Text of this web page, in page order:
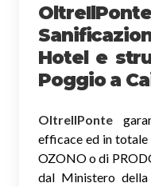
Hotel e
Poggio a
OltreIlPonte
efficace ed in
OZONO o di
dal Ministero